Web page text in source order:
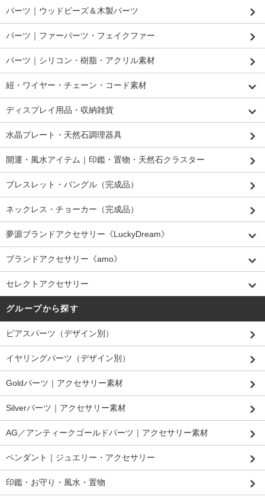
パーツ｜ウッドビーズ＆木製パーツ
パーツ｜ファーパーツ・フェイクファー
パーツ｜シリコン・樹脂・アクリル素材
紐・ワイヤー・チェーン・コード素材
ディスプレイ用品・収納雑貨
水晶プレート・天然石調理器具
開運・風水アイテム｜印鑑・置物・天然石クラスター
ブレスレット・バングル（完成品）
ネックレス・チョーカー（完成品）
夢源ブランドアクセサリー《LuckyDream》
ブランドアクセサリー《amo》
セレクトアクセサリー
グループから探す
ピアスパーツ（デザイン別）
イヤリングパーツ（デザイン別）
Goldパーツ｜アクセサリー素材
Silverパーツ｜アクセサリー素材
AG／アンティークゴールドパーツ｜アクセサリー素材
ペンダント｜ジュエリー・アクセサリー
印鑑・お守り・風水・置物